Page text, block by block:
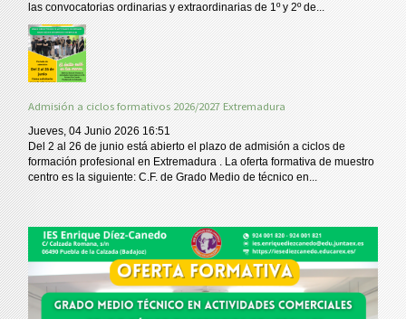
las convocatorias ordinarias y extraordinarias de 1º y 2º de...
Admisión a ciclos formativos 2026/2027 Extremadura
Jueves, 04 Junio 2026 16:51
Del 2 al 26 de junio está abierto el plazo de admisión a ciclos de
formación profesional en Extremadura . La oferta formativa de muestro
centro es la siguiente: C.F. de Grado Medio de técnico en...